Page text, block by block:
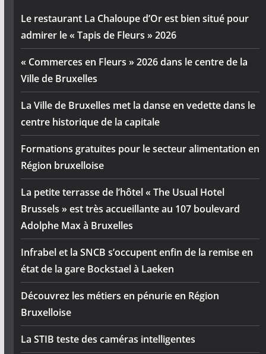
Le restaurant La Chaloupe d’Or est bien situé pour
admirer le « Tapis de Fleurs » 2026
« Commerces en Fleurs » 2026 dans le centre de la
Ville de Bruxelles
La Ville de Bruxelles met la danse en vedette dans le
centre historique de la capitale
Formations gratuites pour le secteur alimentation en
Région bruxelloise
La petite terrasse de l’hôtel « The Usual Hotel
Brussels » est très accueillante au 107 boulevard
Adolphe Max à Bruxelles
Infrabel et la SNCB s’occupent enfin de la remise en
état de la gare Bockstael à Laeken
Découvrez les métiers en pénurie en Région
Bruxelloise
La STIB teste des caméras intelligentes